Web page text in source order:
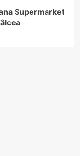
Supermarket